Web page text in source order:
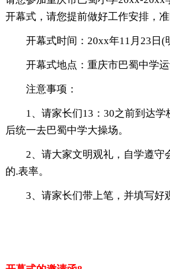
开幕式，请您提前做好工作安排，准
开幕式时间：20xx年11月23日(
开幕式地点：重庆市巴蜀中学
注意事项：
1、请家长们13：30之前到达
后统一去巴蜀中学大操场。
2、请大家文明观礼，自学遵守
的.表率。
3、请家长们带上笔，并填写好